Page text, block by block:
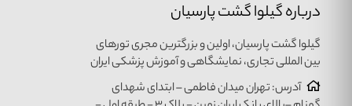
درباره گیلوا گشت پارسیان
گیلوا گشت پارسیان، اولین و بزرگترین مجری تورهای
بین المللی تجاری، نمایشگاهی و آموزش پزشکی ایران
آدرس: تهران میدان فاطمی – ابتدای شهدای